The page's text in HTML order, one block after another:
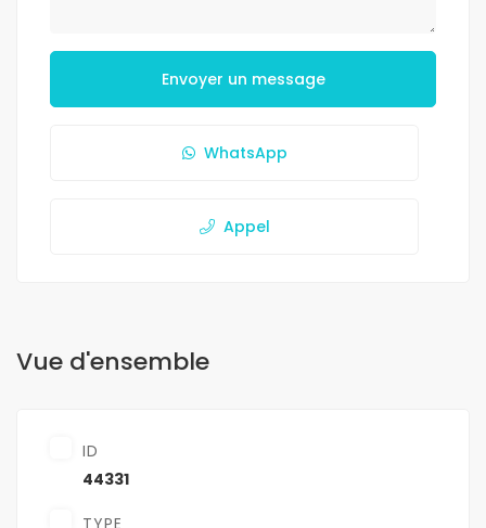
Envoyer un message
WhatsApp
Appel
Vue d'ensemble
ID
44331